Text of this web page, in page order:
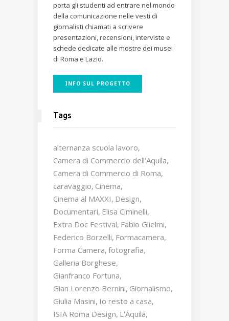
porta gli studenti ad entrare nel mondo
della comunicazione nelle vesti di
giornalisti chiamati a scrivere
presentazioni, recensioni, interviste e
schede dedicate alle mostre dei musei
di Roma e Lazio.
INFO SUL PROGETTO
Tags
alternanza scuola lavoro
Camera di Commercio dell'Aquila
Camera di Commercio di Roma
caravaggio Cinema
Cinema al MAXXI Design
Documentari Elisa Ciminelli
Extra Doc Festival Fabio Glielmi
Federico Borzelli Formacamera
Forma Camera fotografia
Galleria Borghese
Gianfranco Fortuna
Gian Lorenzo Bernini Giornalismo
Giulia Masini Io resto a casa
ISIA Roma Design L'Aquila